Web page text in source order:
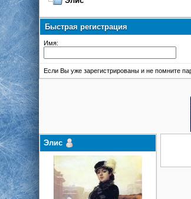
Быстрая регистрация
Имя:
Если Вы уже зарегистрированы и не помните
Элис